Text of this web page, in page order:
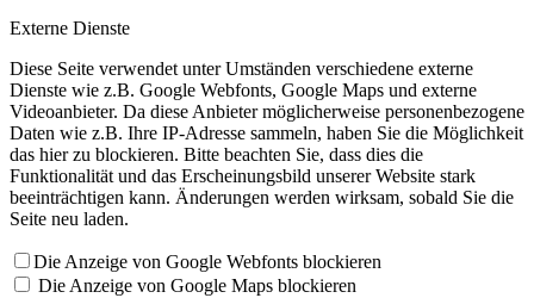
Externe Dienste
Diese Seite verwendet unter Umständen verschiedene externe
Dienste wie z.B. Google Webfonts, Google Maps und externe
Videoanbieter. Da diese Anbieter möglicherweise personenbezogene
Daten wie z.B. Ihre IP-Adresse sammeln, haben Sie die Möglichkeit
das hier zu blockieren. Bitte beachten Sie, dass dies die
Funktionalität und das Erscheinungsbild unserer Website stark
beeinträchtigen kann. Änderungen werden wirksam, sobald Sie die
Seite neu laden.
Die Anzeige von Google Webfonts blockieren
Die Anzeige von Google Maps blockieren